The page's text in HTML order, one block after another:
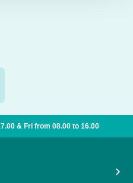
& Fri from 08.00 to 16.00